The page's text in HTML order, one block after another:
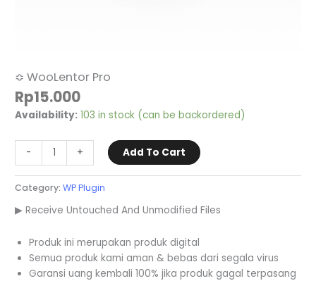
≎ WooLentor Pro
Rp15.000
Availability: 103 in stock (can be backordered)
- + Add To Cart
Category:WP Plugin
▶ Receive Untouched And Unmodified Files
Produk ini merupakan produk digital
Semua produk kami aman & bebas dari segala virus
Garansi uang kembali 100% jika produk gagal terpasang